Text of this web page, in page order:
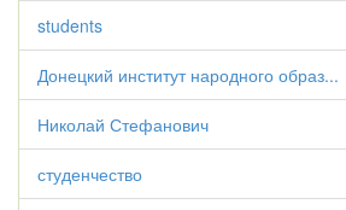
students
Донецкий институт народного образ...
Николай Стефанович
студенчество